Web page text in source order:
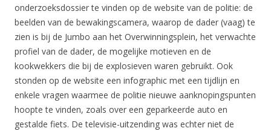
onderzoeksdossier te vinden op de website van de politie: de
beelden van de bewakingscamera, waarop de dader (vaag) te
zien is bij de Jumbo aan het Overwinningsplein, het verwachte
profiel van de dader, de mogelijke motieven en de
kookwekkers die bij de explosieven waren gebruikt. Ook
stonden op de website een infographic met een tijdlijn en
enkele vragen waarmee de politie nieuwe aanknopingspunten
hoopte te vinden, zoals over een geparkeerde auto en
gestalde fiets. De televisie-uitzending was echter niet de